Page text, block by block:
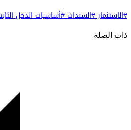
#الاستثمار#السندات#أساسيات الدخل
ذات الصلة